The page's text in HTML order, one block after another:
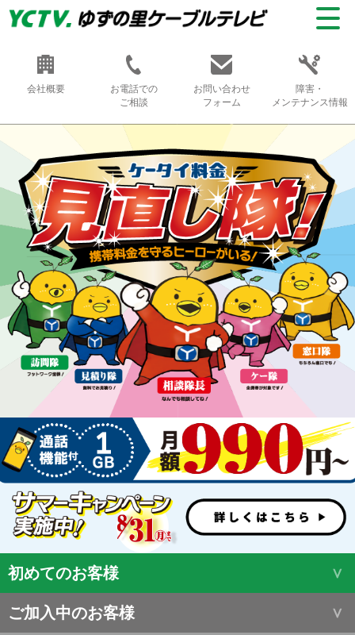
会社概要
お電話での
ご相談
お問い合わせ
フォーム
障害・
メンテナンス情報
初めてのお客様
ご加入中のお客様